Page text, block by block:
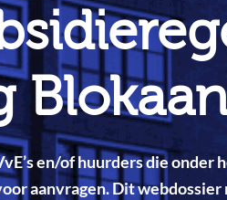
en/of huurders die
aanvragen. Dit